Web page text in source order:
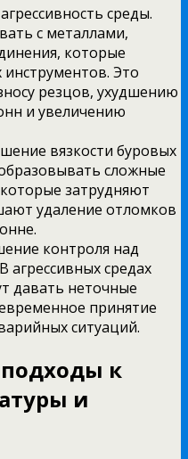
среды.
с металлами,
которые
Это
резцов, ухудшению
и увеличению
вязкости буровых
сложные
затрудняют
удаление отломков
контроля над
агрессивных средах
давать неточные
принятие
ситуаций.
к
и